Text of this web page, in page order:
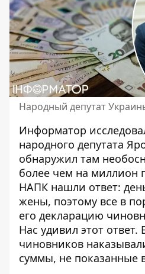
Народный депутат
Информатор
народного депутата
обнаружил там
более чем на миллион
НАПК нашли ответ:
жены, поэтому все в
его декларацию
Нас удивил этот ответ.
чиновников
суммы, не показанные